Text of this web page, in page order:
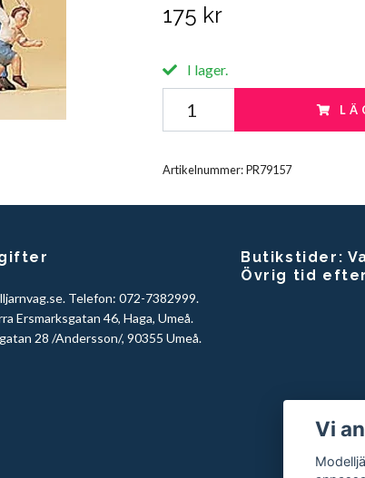
175 kr
I lager.
Artikelnummer:PR79157
. Telefon: 072-7382999.
Ersmarksgatan 46, Haga, Umeå.
28 /Andersson/, 90355 Umeå.
Butikstider:
Övrig tid
Vi